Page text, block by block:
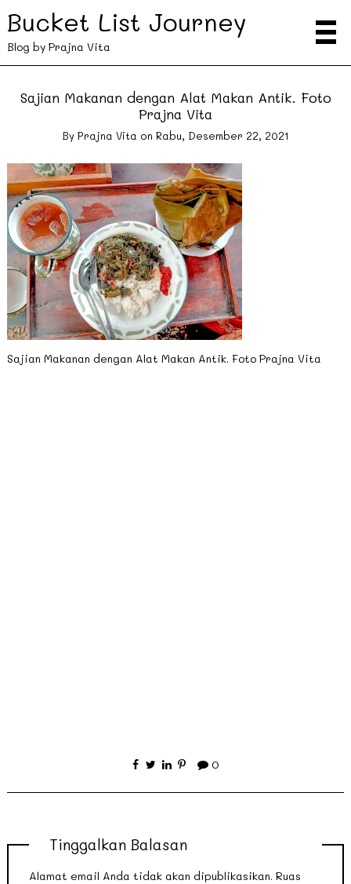
Bucket List Journey
Blog by Prajna Vita
Sajian Makanan dengan Alat Makan Antik. Foto
Prajna Vita
By Prajna Vita on Rabu, Desember 22, 2021
Sajian Makanan dengan Alat Makan Antik. Foto Prajna Vita
0
Tinggalkan Balasan
Alamat email Anda tidak akan dipublikasikan. Ruas